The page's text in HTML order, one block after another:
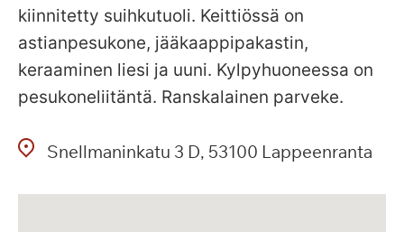
kiinnitetty suihkutuoli. Keittiössä on
astianpesukone, jääkaappipakastin,
keraaminen liesi ja uuni. Kylpyhuoneessa on
pesukoneliitäntä. Ranskalainen parveke.
Snellmaninkatu 3 D 53100 Lappeenranta